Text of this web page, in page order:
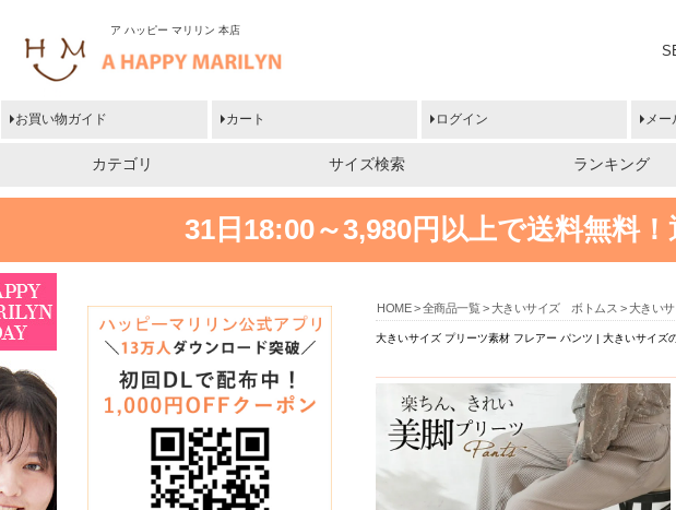
ア ハッピー マリリン 本店
お買い物ガイド カート ログイン メー
カテゴリ サイズ検索 ランキング
31日18:00～3,980円以上で送料無料！
HOME 全商品一覧 大きいサイズ ボトムス 大きい
大きいサイズ プリーツ素材 フレアー パンツ | 大きいサイズ